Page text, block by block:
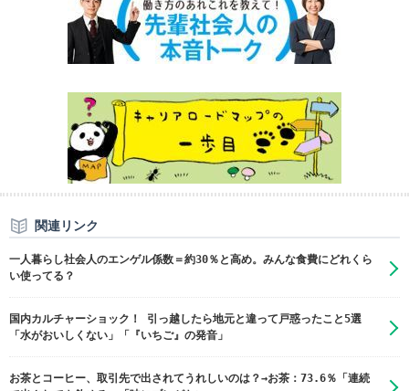
関連リンク
一人暮らし社会人のエンゲル係数＝約30％と高め。みんな食費にどれくら
い使ってる？
国内カルチャーショック！ 引っ越したら地元と違って戸惑ったこと5選
「水がおいしくない」「『いちご』の発音」
お茶とコーヒー、取引先で出されてうれしいのは？→お茶：73.6％「連続